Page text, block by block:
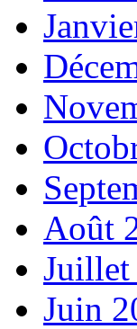
Août
Juillet
Juin